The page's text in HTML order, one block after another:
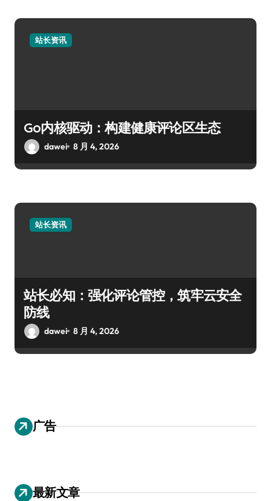
站长资讯
Go内核驱动：构建健康评论区生态
dawei 8 月 4, 2026
站长资讯
站长必知：强化评论管控，筑牢云安全
防线
dawei 8 月 4, 2026
广告
最新文章